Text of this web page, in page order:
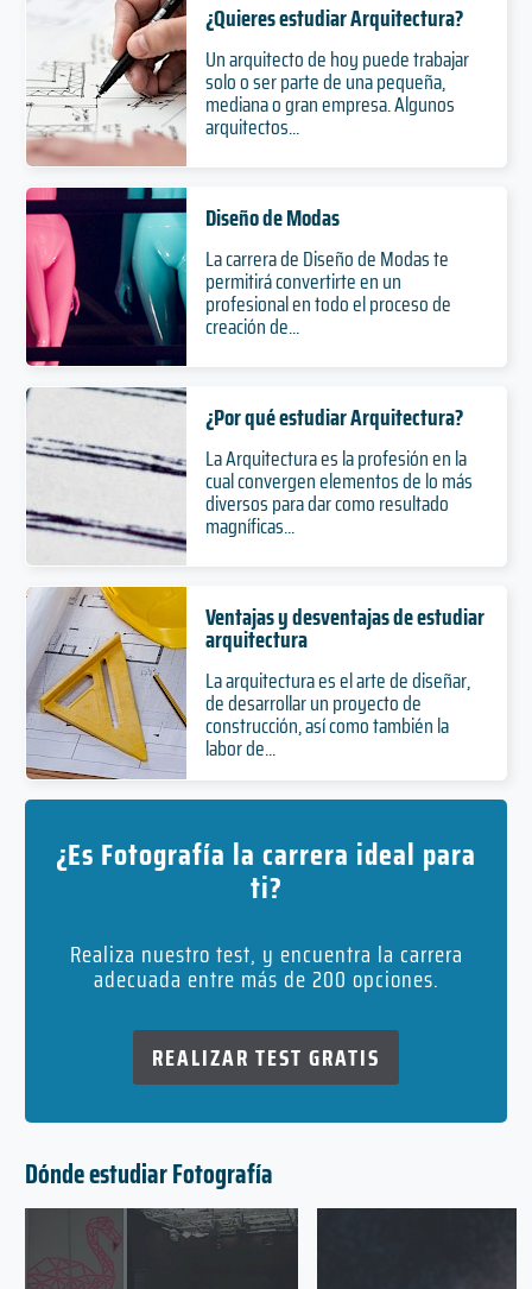
¿Quieres estudiar Arquitectura?
Un arquitecto de hoy puede trabajar
solo o ser parte de una pequeña,
mediana o gran empresa. Algunos
arquitectos...
Diseño de Modas
La carrera de Diseño de Modas te
permitirá convertirte en un
profesional en todo el proceso de
creación de...
¿Por qué estudiar Arquitectura?
La Arquitectura es la profesión en la
cual convergen elementos de lo más
diversos para dar como resultado
magníficas...
Ventajas y desventajas de estudiar
arquitectura
La arquitectura es el arte de diseñar,
de desarrollar un proyecto de
construcción, así como también la
labor de...
¿Es Fotografía la carrera ideal para
ti?
Realiza nuestro test, y encuentra la carrera
adecuada entre más de 200 opciones.
REALIZAR TEST GRATIS
Dónde estudiar Fotografía